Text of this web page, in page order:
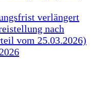
verlängert
nach
vom 25.03.2026)